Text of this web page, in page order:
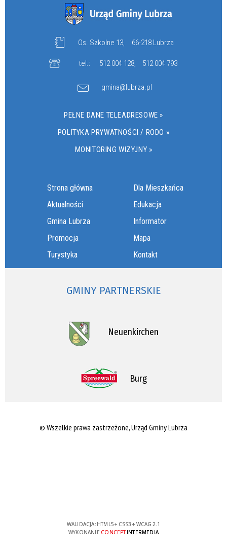
Os. Szkolne 13, 66-218 Lubrza
tel.: 512 004 128, 512 004 793
gmina@lubrza.pl
PEŁNE DANE TELEADRESOWE »
POLITYKA PRYWATNOŚCI / RODO »
MONITORING WIZYJNY »
Strona główna
Aktualności
Gmina Lubrza
Promocja
Turystyka
Dla Mieszkańca
Edukacja
Informator
Mapa
Kontakt
GMINY PARTNERSKIE
Neuenkirchen
Burg
© Wszelkie prawa zastrzeżone, Urząd Gminy Lubrza
WALIDACJA: HTML5+ CSS3 + WCAG 2.1
WYKONANIE CONCEPTINTERMEDIA